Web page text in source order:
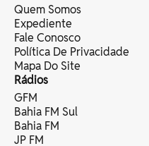
Quem Somos
Expediente
Fale Conosco
Política De Privacidade
Mapa Do Site
Rádios
GFM
Bahia FM Sul
Bahia FM
JP FM